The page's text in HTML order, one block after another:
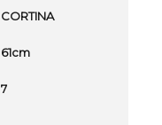
CORTINA
61cm
7